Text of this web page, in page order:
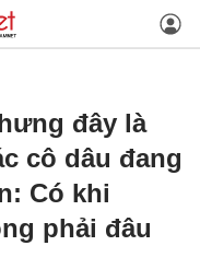
đây là
cô dâu đang
Có khi
phải đâu